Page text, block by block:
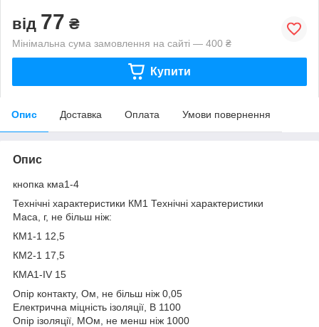
від 77 ₴
Мінімальна сума замовлення на сайті — 400 ₴
Купити
Опис Доставка Оплата Умови повернення
Опис
кнопка кма1-4
Технічні характеристики КМ1 Технічні характеристики
Маса, г, не більш ніж:
КМ1-1 12,5
КМ2-1 17,5
КМА1-IV 15
Опір контакту, Ом, не більш ніж 0,05
Електрична міцність ізоляції, В 1100
Опір ізоляції, МОм, не менш ніж 1000